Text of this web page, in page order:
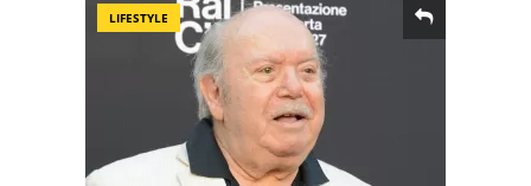
LIFESTYLE